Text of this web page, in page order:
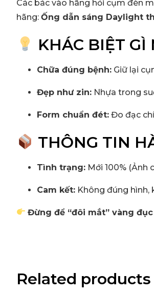
Các bác vào hãng hỏi cụm đèn
hãng: Ống dẫn sáng Daylight
KHÁC BIỆT GÌ
Chữa đúng bệnh: Giữ lại
Đẹp như zin: Nhựa trong
Form chuẩn đét: Đo đạc
THÔNG TIN
Tình trạng: Mới 100% (Ảnh
Cam kết: Không đúng
Đừng để “đôi mắt” vàng
Related products